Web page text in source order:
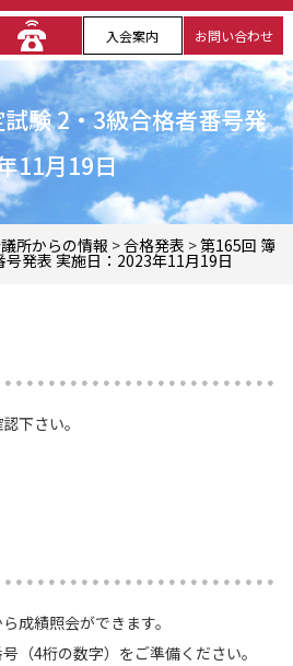
入会案内 お問い合わせ
験 2・3級合格者番号発
11月19日
所からの情報 >合格発表 >第165回 簿
発表 実施日：2023年11月19日
下さい。
成績照会ができます。
（4桁の数字）をご準備ください。